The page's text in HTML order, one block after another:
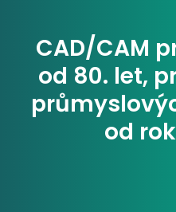
CAD/CAM
od 80. let,
od